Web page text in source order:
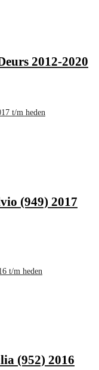
2012-2020
(949) 2017
(952) 2016